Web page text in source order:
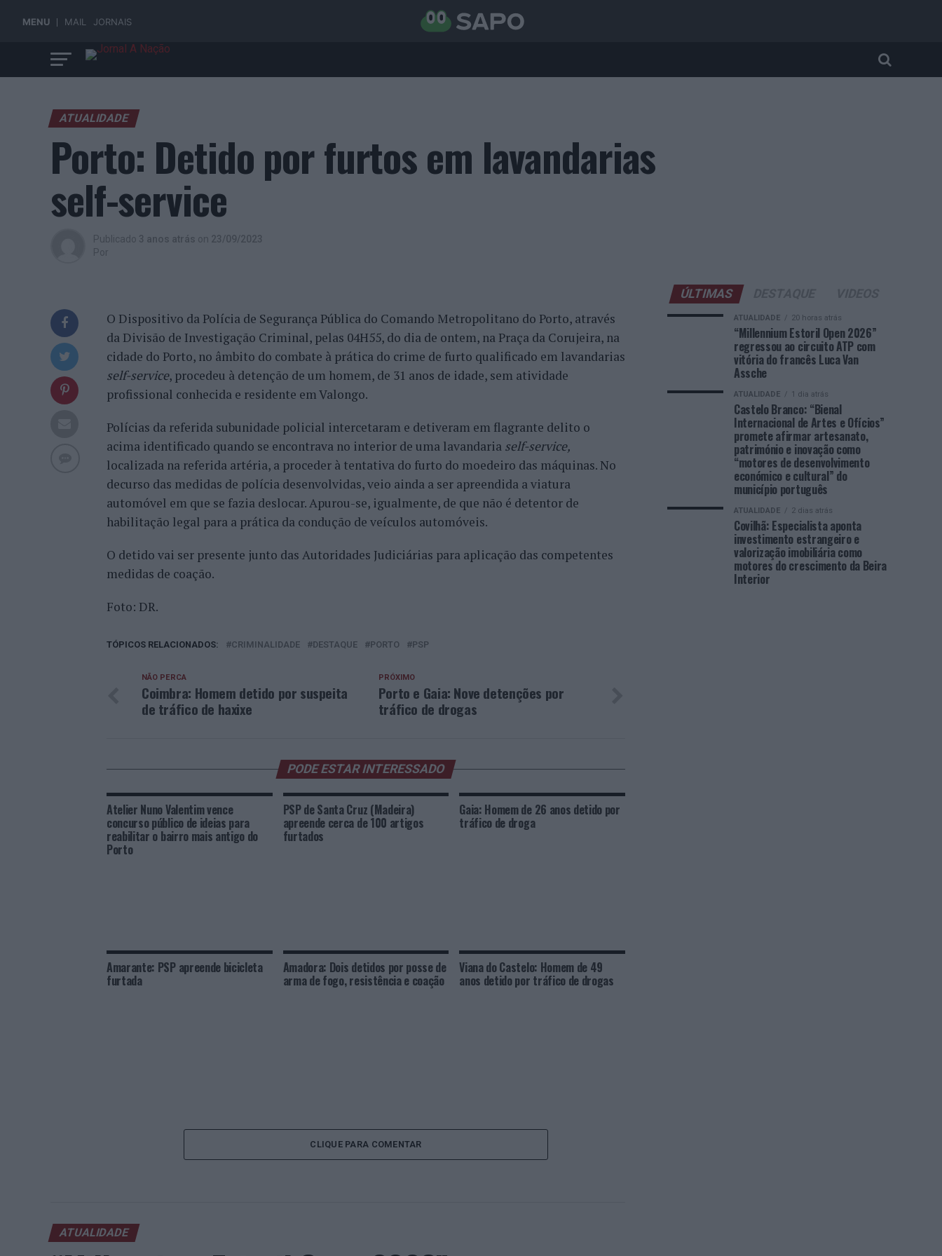
MENU MAIL JORNAIS
ATUALIDADE
Porto: Detido por furtos em lavandarias
self-service
Publicado 3 anos atrás on 23/09/2023
Por
O Dispositivo da Polícia de Segurança Pública do Comando Metropolitano do Porto, através
da Divisão de Investigação Criminal, pelas 04H55, do dia de ontem, na Praça da Corujeira, na
cidade do Porto, no âmbito do combate à prática do crime de furto qualificado em lavandarias
self-service, procedeu à detenção de um homem, de 31 anos de idade, sem atividade
profissional conhecida e residente em Valongo.
Polícias da referida subunidade policial intercetaram e detiveram em flagrante delito o
acima identificado quando se encontrava no interior de uma lavandaria self-service,
localizada na referida artéria, a proceder à tentativa do furto do moedeiro das máquinas. No
decurso das medidas de polícia desenvolvidas, veio ainda a ser apreendida a viatura
automóvel em que se fazia deslocar. Apurou-se, igualmente, de que não é detentor de
habilitação legal para a prática da condução de veículos automóveis.
O detido vai ser presente junto das Autoridades Judiciárias para aplicação das competentes
medidas de coação.
Foto: DR.
TÓPICOS RELACIONADOS: CRIMINALIDADE DESTAQUE PORTO PSP
PRÓXIMO
Porto e Gaia: Nove detenções por
tráfico de drogas
NÃO PERCA
Coimbra: Homem detido por suspeita
de tráfico de haxixe
PODE ESTAR INTERESSADO
Atelier Nuno Valentim vence
concurso público de ideias para
reabilitar o bairro mais antigo do
Porto
PSP de Santa Cruz (Madeira)
apreende cerca de 100 artigos
furtados
Gaia: Homem de 26 anos detido por
tráfico de droga
Amarante: PSP apreende bicicleta
furtada
Amadora: Dois detidos por posse de
arma de fogo, resistência e coação
Viana do Castelo: Homem de 49
anos detido por tráfico de drogas
CLIQUE PARA COMENTAR
ATUALIDADE
ÚLTIMAS
ATUALIDADE 20 horas atrás
“Millennium Estoril Open 2026”
regressou ao circuito ATP com
vitória do francês Luca Van
Assche
ATUALIDADE 1 dia atrás
Castelo Branco: “Bienal
Internacional de Artes e Ofícios”
promete afirmar artesanato,
património e inovação como
“motores de desenvolvimento
económico e cultural” do
município português
ATUALIDADE 2 dias atrás
Covilhã: Especialista aponta
investimento estrangeiro e
valorização imobiliária como
motores do crescimento da Beira
Interior